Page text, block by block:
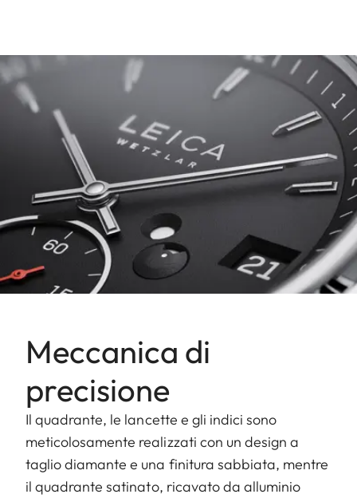
Meccanica di
precisione
Il quadrante, le lancette e gli indici sono
meticolosamente realizzati con un design a
taglio diamante e una finitura sabbiata, mentre
il quadrante satinato, ricavato da alluminio